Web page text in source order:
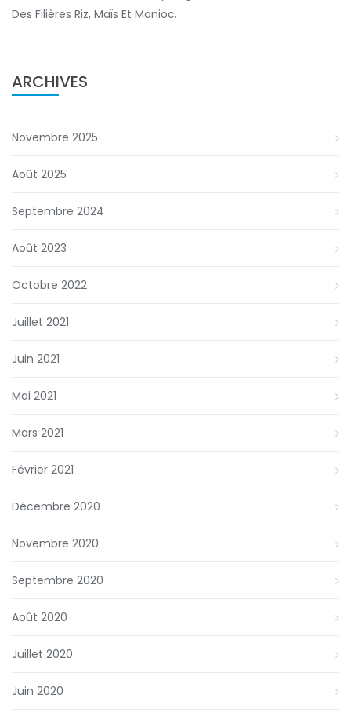
Des Filières Riz, Maïs Et Manioc.
ARCHIVES
Novembre 2025
Août 2025
Septembre 2024
Août 2023
Octobre 2022
Juillet 2021
Juin 2021
Mai 2021
Mars 2021
Février 2021
Décembre 2020
Novembre 2020
Septembre 2020
Août 2020
Juillet 2020
Juin 2020